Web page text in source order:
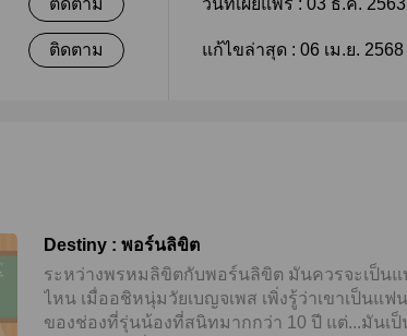
ติดตาม
ติดตาม
วันที่เผยแพร่ : 03 ธ.ค. 2563
แก้ไขล่าสุด : 06 เม.ย. 2568
Destiny : พอร์นลิขิต
ระหว่างพรหมลิขิตกับพอร์นลิขิต มันควรจะเป็นแ
ไหน เมื่ออชิหนุ่มวัยเบญจเพส เพิ่งรู้ว่าเขาเป็นแฟ
ของช่องที่รุ่นน้องที่สนิทมากกว่า 10 ปี แต่...มันเป็